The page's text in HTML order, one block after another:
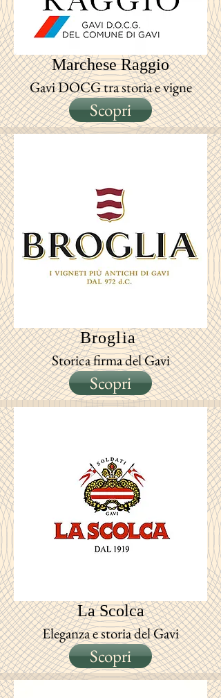
MarcheseRaggio
Gavi DOCG tra storia e vigne
Scopri
Broglia
Storica firma del Gavi
Scopri
La Scolca
Eleganza e storia del Gavi
Scopri